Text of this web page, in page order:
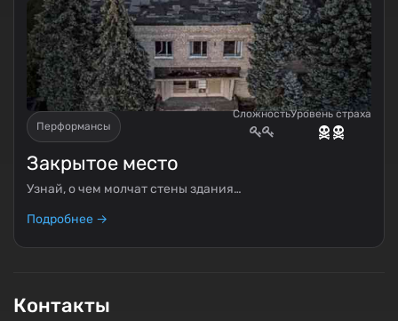
Перформансы
СложностьУровень страха
Закрытое место
Узнай, о чем молчат стены здания…
Подробнее →
Контакты